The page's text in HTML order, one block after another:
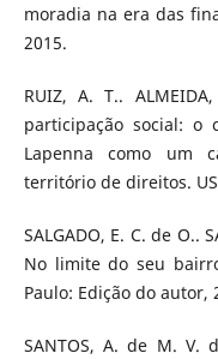
moradia na era das
2015.
RUIZ, A. T..
participação social: o
Lapenna como um
território de direitos.
SALGADO, E. C. de O..
No limite do seu
Paulo: Edição do autor,
SANTOS, A. de M. V.